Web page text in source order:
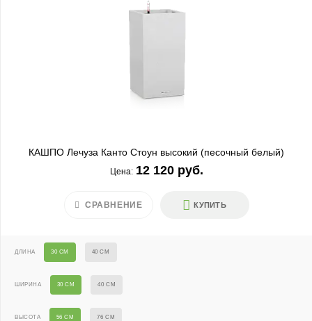
КАШПО Лечуза Канто Стоун высокий (песочный белый)
Цена: 12 120 руб.
КУПИТЬ
СРАВНЕНИЕ
ДЛИНА 30 СМ 40 СМ
ШИРИНА 30 СМ 40 СМ
ВЫСОТА 56 СМ 76 СМ